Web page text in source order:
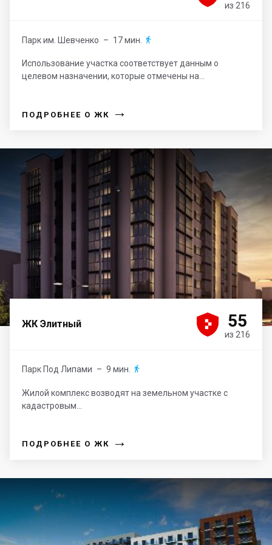
из 216
Парк им. Шевченко – 17 мин. 
Использование участка соответствует данным о
целевом назначении, которые отмечены на...
ПОДРОБНЕЕ О ЖК →
ЖК Элитный 



 55
из 216
Парк Под Липами – 9 мин. 
Жилой комплекс возводят на земельном участке с
кадастровым...
ПОДРОБНЕЕ О ЖК →